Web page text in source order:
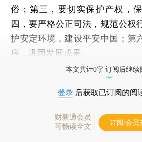
俗；第三，要切实保护产权，
四，要严格公正司法，规范公权
护安定环境，建设平安中国；第
序，巩固发展成果。
本文共计0字 订阅后继续
登录 后获取已订阅的阅
财新通会员
可畅读全文
订阅/会员